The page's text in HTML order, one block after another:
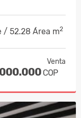
/ 52.28 Área m2
Venta
COP